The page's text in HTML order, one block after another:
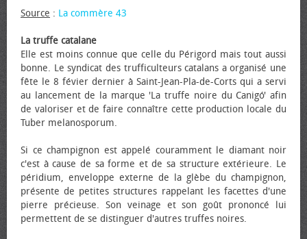
Source : La commère 43
La truffe catalane
Elle est moins connue que celle du Périgord mais tout aussi
bonne. Le syndicat des trufficulteurs catalans a organisé une
fête le 8 févier dernier à Saint-Jean-Pla-de-Corts qui a servi
au lancement de la marque 'La truffe noire du Canigó' afin
de valoriser et de faire connaître cette production locale du
Tuber melanosporum.
Si ce champignon est appelé couramment le diamant noir
c'est à cause de sa forme et de sa structure extérieure. Le
péridium, enveloppe externe de la glèbe du champignon,
présente de petites structures rappelant les facettes d'une
pierre précieuse. Son veinage et son goût prononcé lui
permettent de se distinguer d'autres truffes noires.